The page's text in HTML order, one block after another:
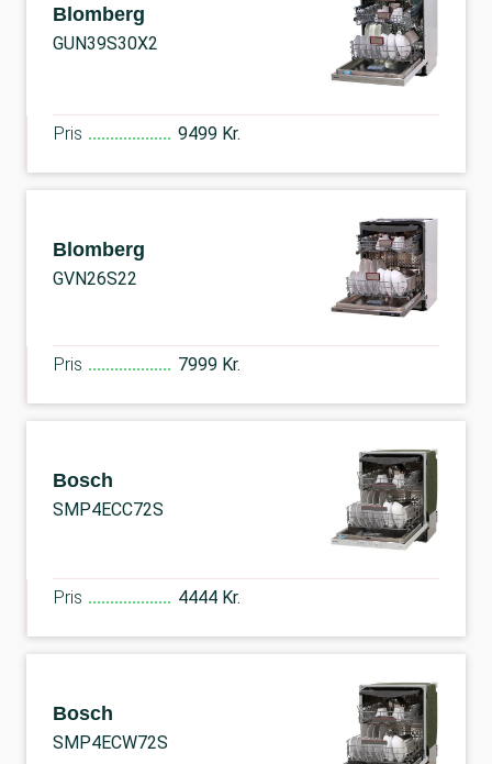
Blomberg
GUN39S30X2
Pris 9499 Kr.
Blomberg
GVN26S22
Pris 7999 Kr.
Bosch
SMP4ECC72S
Pris 4444 Kr.
Bosch
SMP4ECW72S